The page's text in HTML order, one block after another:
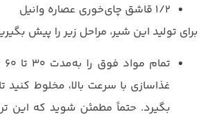
۱/۲ قاشق چای‌خوری عصاره وانیل
برای تولید این شیر، مراحل زیر را پیش
غذاسازی با سرعت بالا، مخلوط
بگیرد. حتماً مطمئن شوید که این